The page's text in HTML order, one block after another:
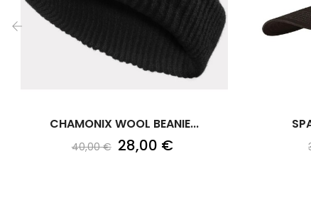
CHAMONIX WOOL BEANIE...
40,00 € 28,00 €